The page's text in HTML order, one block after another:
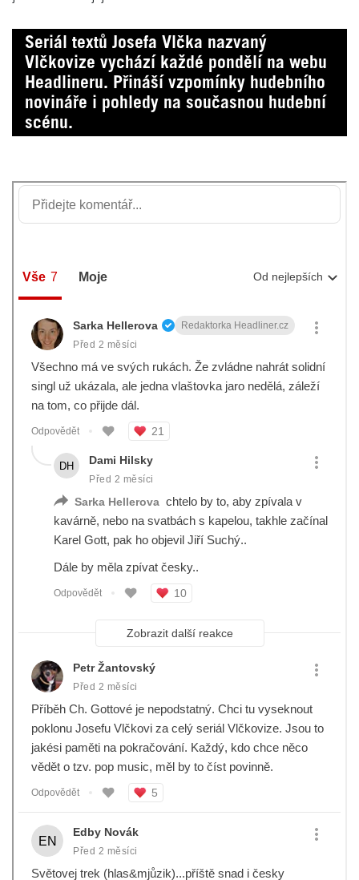
Seriál textů Josefa Vlčka nazvaný
Vlčkovize vychází každé pondělí na webu
Headlineru. Přináší vzpomínky hudebního
novináře i pohledy na současnou hudební
scénu.